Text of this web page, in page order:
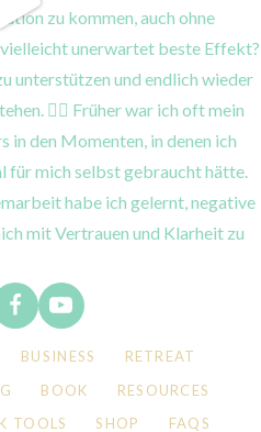
BUSINESS
RETREAT
BOOK
RESOURCES
TOOLS SHOP FAQS